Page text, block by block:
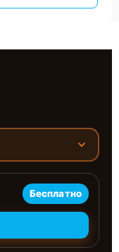
Бесплатно